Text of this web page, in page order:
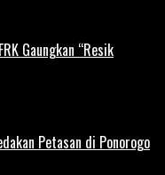
Gaungkan “Resik
Petasan di Ponorogo